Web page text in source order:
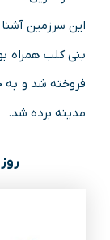
این سرزمین
بنی کلب همراه
فروخته شد و به
مدینه برده شد.